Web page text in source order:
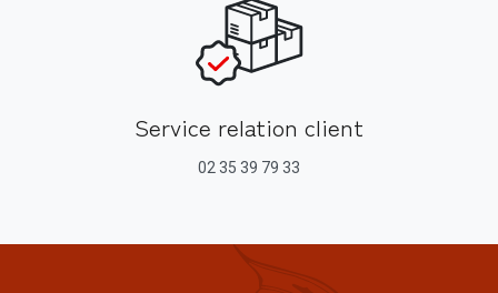
Service relation client
02 35 39 79 33